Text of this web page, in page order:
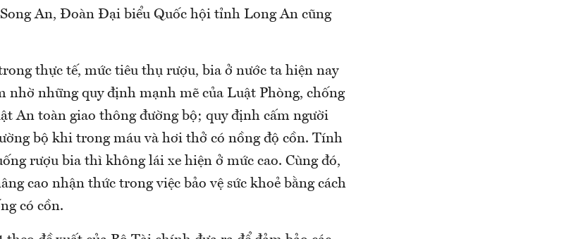
An, Đoàn Đại biểu Quốc hội tỉnh Long An cũng
thực tế, mức tiêu thụ rượu, bia ở nước ta hiện nay
nhờ những quy định mạnh mẽ của Luật Phòng, chống
An toàn giao thông đường bộ; quy định cấm người
bộ khi trong máu và hơi thở có nồng độ cồn. Tính
rượu bia thì không lái xe hiện ở mức cao. Cùng đó,
cao nhận thức trong việc bảo vệ sức khoẻ bằng cách
có cồn.